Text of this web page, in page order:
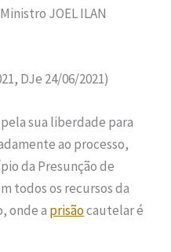
JOEL ILAN
DJe 24/06/2021)
sua liberdade para
ao processo,
da Presunção de
todos os recursos da
onde a prisãocautelar é